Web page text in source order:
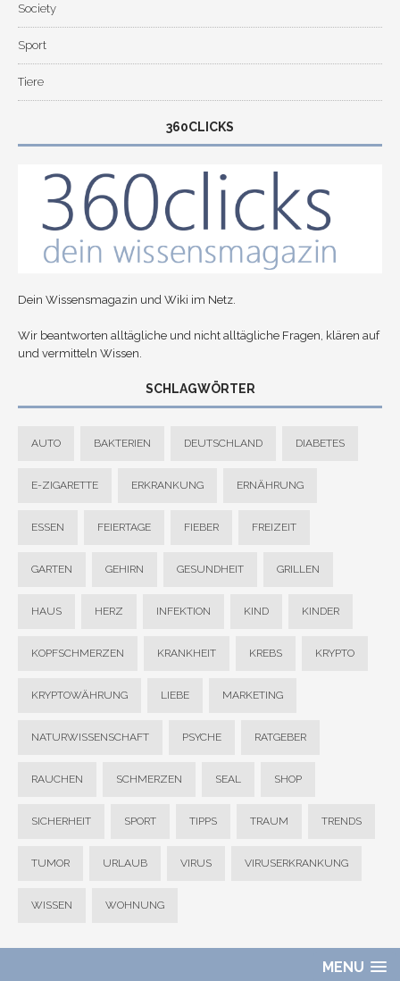
Society
Sport
Tiere
360CLICKS
Dein Wissensmagazin und Wiki im Netz.
Wir beantworten alltägliche und nicht alltägliche Fragen, klären auf
und vermitteln Wissen.
SCHLAGWÖRTER
AUTO BAKTERIEN DEUTSCHLAND DIABETES
E-ZIGARETTE ERKRANKUNG ERNÄHRUNG
ESSEN FEIERTAGE FIEBER FREIZEIT
GARTEN GEHIRN GESUNDHEIT GRILLEN
HAUS HERZ INFEKTION KIND KINDER
KOPFSCHMERZEN KRANKHEIT KREBS KRYPTO
KRYPTOWÄHRUNG LIEBE MARKETING
NATURWISSENSCHAFT PSYCHE RATGEBER
RAUCHEN SCHMERZEN SEAL SHOP
SICHERHEIT SPORT TIPPS TRAUM TRENDS
TUMOR URLAUB VIRUS VIRUSERKRANKUNG
WISSEN WOHNUNG
MENU